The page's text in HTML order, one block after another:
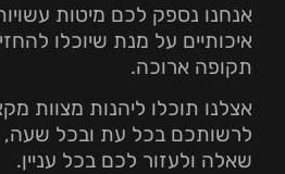
אנחנו נספק לכם מיטות
איכותיים על מנת שיוכלו
תקופה ארוכה.
אצלנו תוכלו ליהנות מצוות
לרשותכם בכל עת ובכל שעה,
שאלה ולעזור לכם בכל עניין.